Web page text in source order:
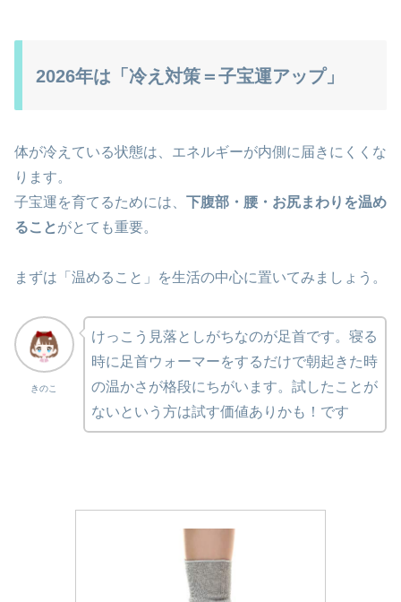
2026年は「冷え対策＝子宝運アップ」
体が冷えている状態は、エネルギーが内側に届きにくくな
ります。
子宝運を育てるためには、 下腹部・腰・お尻まわりを温め
ることがとても重要。
まずは「温めること」を生活の中心に置いてみましょう。
きのこ
けっこう見落としがちなのが足首です。寝る
時に足首ウォーマーをするだけで朝起きた時
の温かさが格段にちがいます。試したことが
ないという方は試す価値ありかも！です